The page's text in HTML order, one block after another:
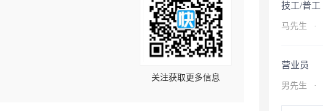
关注获取更多信息
技工/普工
马先生 ·
营业员
男先生 ·